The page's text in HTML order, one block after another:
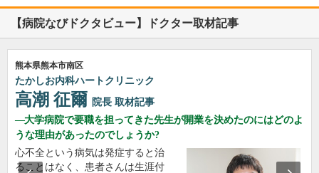
【病院なびドクタビュー】ドクター取材記事
熊本県熊本市南区
たかしお内科ハートクリニック
高潮 征爾 院長 取材記事
大学病院で要職を担ってきた先生が開業を決めたのにはどのよ
うな理由があったのでしょうか?
心不全という病気は発症すると治
ることはなく、患者さんは生涯付